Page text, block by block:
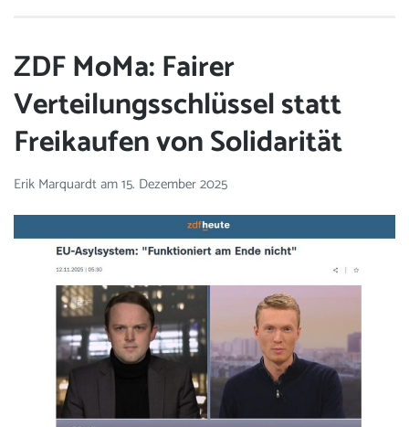
ZDF MoMa: Fairer
Verteilungsschlüssel statt
Freikaufen von Solidarität
Erik Marquardtam15. Dezember 2025